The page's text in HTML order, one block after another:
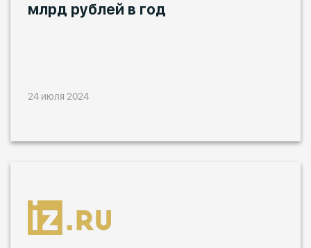
млрд рублей в год
24 июля 2024